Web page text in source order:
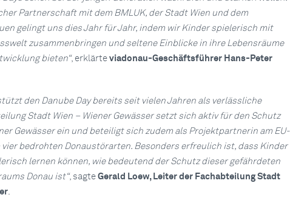
Partnerschaft mit dem BMLUK, der Stadt Wien und dem
gelingt uns dies Jahr für Jahr, indem wir Kinder spielerisch mit
zusammenbringen und seltene Einblicke in ihre Lebensräume
bieten“, erklärte viadonau-Geschäftsführer Hans-Peter
den Danube Day bereits seit vielen Jahren als verlässliche
Stadt Wien – Wiener Gewässer setzt sich aktiv für den Schutz
Gewässer ein und beteiligt sich zudem als Projektpartnerin am EU-
vier bedrohten Donaustörarten. Besonders erfreulich ist, dass Kinder
lernen können, wie bedeutend der Schutz dieser gefährdeten
Donau ist“, sagte Gerald Loew, Leiter der Fachabteilung Stadt
.